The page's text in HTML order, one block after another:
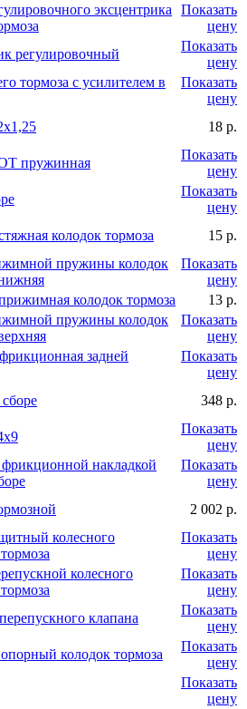
эксцентрика
Показать
цену
регулировочный
Показать
цену
тормоза с усилителем в
Показать
цену
18 р.
пружинная
Показать
цену
Показать
цену
колодок тормоза 15 р.
пружины колодок
Показать
цену
колодок тормоза
13 р.
пружины колодок
Показать
цену
задней
Показать
цену
348 р.
Показать
цену
накладкой
Показать
цену
2 002 р.
колесного
Показать
цену
колесного
Показать
цену
клапана
Показать
цену
колодок тормоза
Показать
цену
Показать
цену